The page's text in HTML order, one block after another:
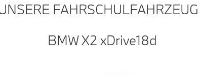
BMW X2 xDrive18d